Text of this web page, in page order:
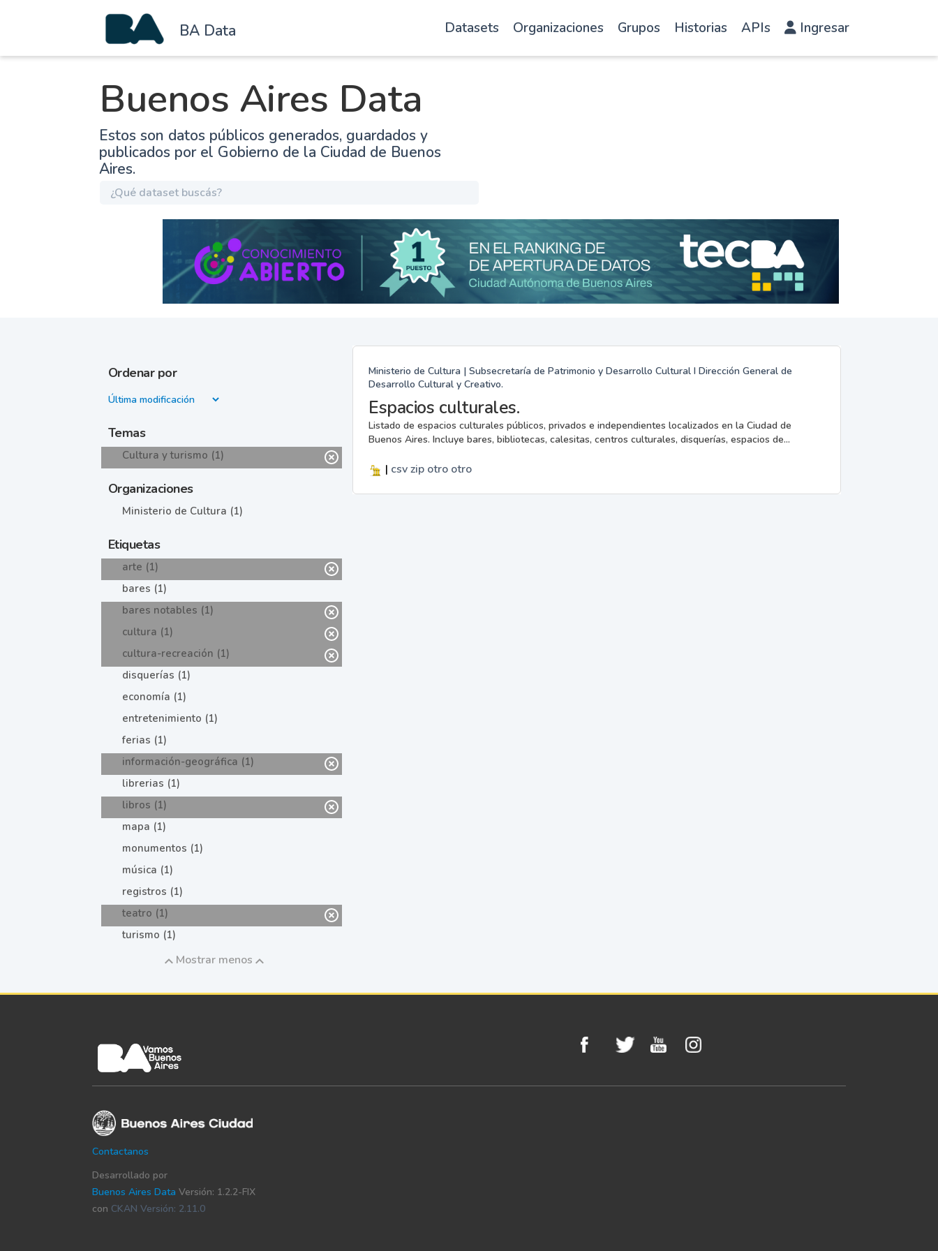
BA Data Datasets Organizaciones Grupos Historias APIs Ingresar
Buenos Aires Data
Estos son datos públicos generados, guardados y
publicados por el Gobierno de la Ciudad de Buenos
Aires.
Ordenar por
Temas
Cultura y turismo (1)
Organizaciones
Ministerio de Cultura (1)
Etiquetas
arte (1)
bares (1)
bares notables (1)
cultura (1)
cultura-recreación (1)
disquerías (1)
economía (1)
entretenimiento (1)
ferias (1)
información-geográfica (1)
librerias (1)
libros (1)
mapa (1)
monumentos (1)
música (1)
registros (1)
teatro (1)
turismo (1)
Mostrar menos
Ministerio de Cultura | Subsecretaría de Patrimonio y Desarrollo Cultural I Dirección General de
Desarrollo Cultural y Creativo.
Espacios culturales.
Listado de espacios culturales públicos, privados e independientes localizados en la Ciudad de
Buenos Aires. Incluye bares, bibliotecas, calesitas, centros culturales, disquerías, espacios de...
| csvzip otro otro
Contactanos
Desarrollado por
Buenos Aires Data Versión: 1.2.2-FIX
con CKAN Versión: 2.11.0